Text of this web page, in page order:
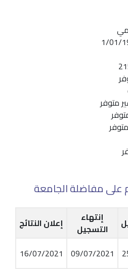
متوفر
متوفر
على مفاضلة الجامعة
إنتهاء
التسجيل
إعلان النتائج
09/07/2021
16/07/2021